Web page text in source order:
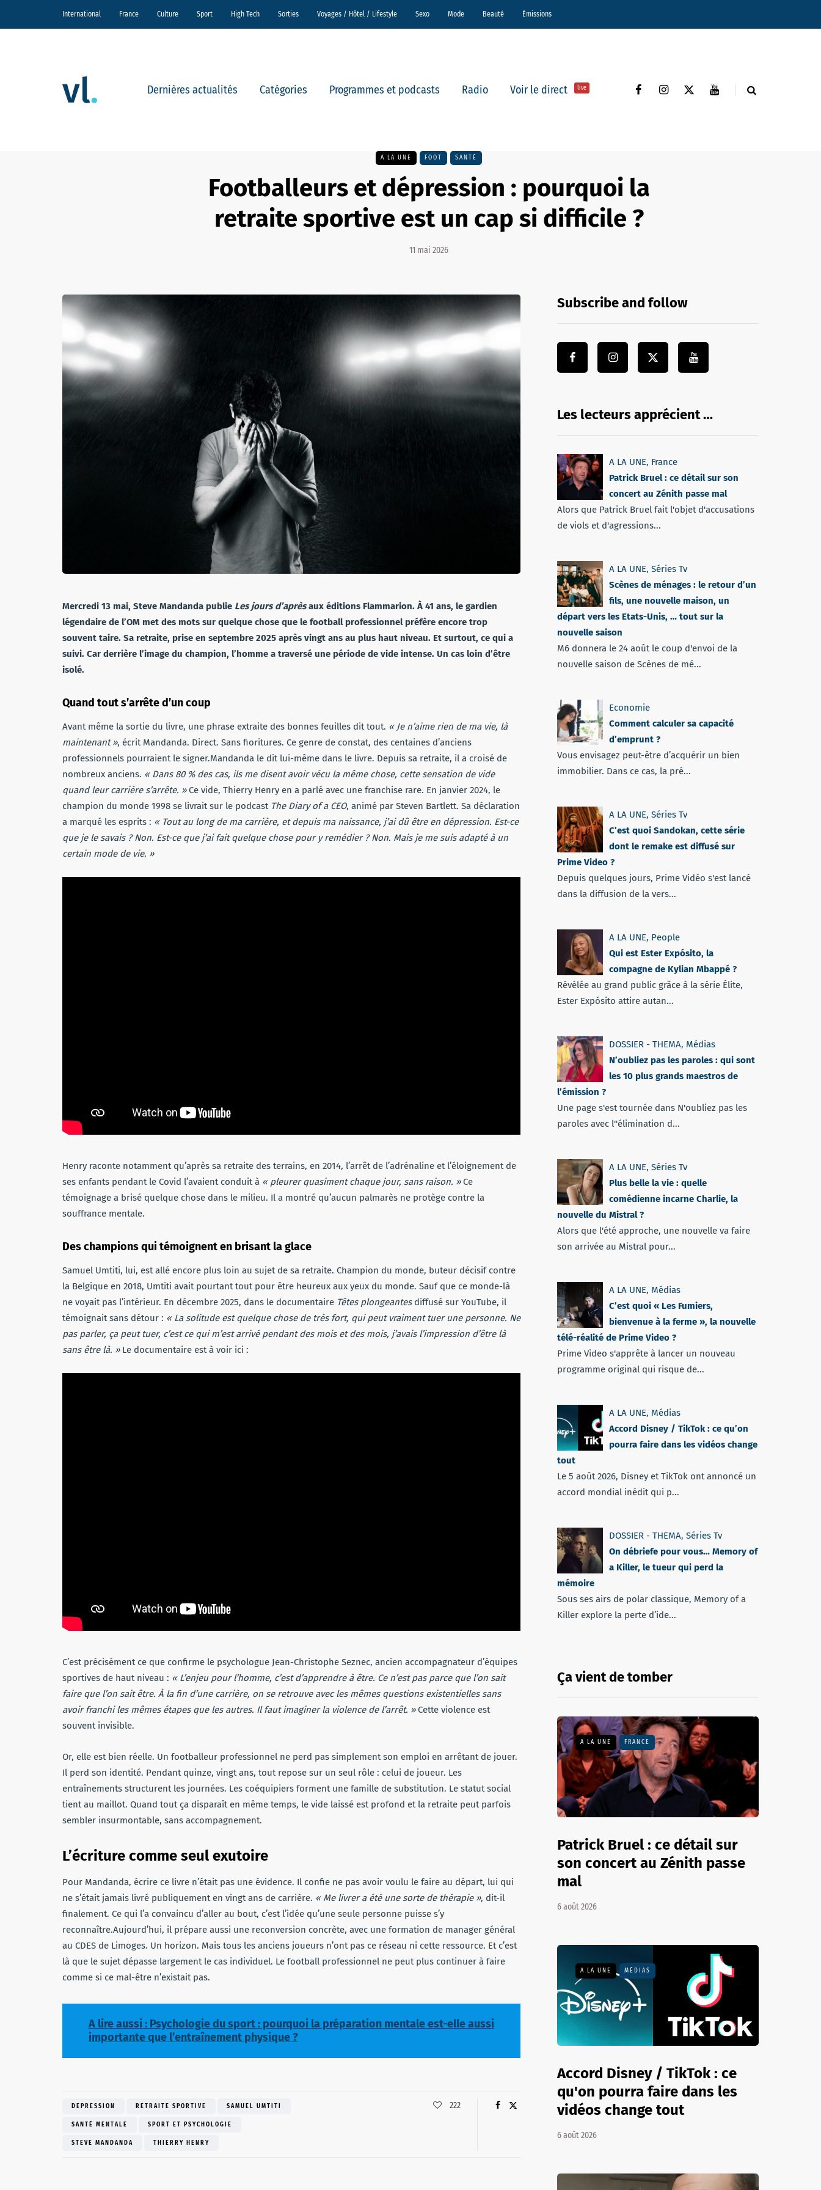
International France Culture Sport High Tech Sorties Voyages / Hôtel / Lifestyle Sexo Mode Beauté Émissions
Dernières actualités Catégories Programmes et podcasts Radio Voir le direct live
A LA UNE FOOT SANTÉ
Footballeurs et dépression : pourquoi la
retraite sportive est un cap si difficile ?
11 mai 2026
Mercredi 13 mai, Steve Mandanda publie Les jours d’aprèsaux éditions Flammarion. À 41 ans, le gardien
légendaire de l’OM met des mots sur quelque chose que le football professionnel préfère encore trop
souvent taire. Sa retraite, prise en septembre 2025 après vingt ans au plus haut niveau. Et surtout, ce qui a
suivi. Car derrière l’image du champion, l’homme a traversé une période de vide intense. Un cas loin d’être
isolé.
Quand tout s’arrête d’un coup
Avant même la sortie du livre, une phrase extraite des bonnes feuilles dit tout. « Je n’aime rien de ma vie, là
maintenant », écrit Mandanda. Direct. Sans fioritures. Ce genre de constat, des centaines d’anciens
professionnels pourraient le signer.Mandanda le dit lui-même dans le livre. Depuis sa retraite, il a croisé de
nombreux anciens. « Dans 80 % des cas, ils me disent avoir vécu la même chose, cette sensation de vide
quand leur carrière s’arrête. »Ce vide, Thierry Henry en a parlé avec une franchise rare. En janvier 2024, le
champion du monde 1998 se livrait sur le podcast The Diary of a CEO, animé par Steven Bartlett. Sa déclaration
a marqué les esprits : « Tout au long de ma carrière, et depuis ma naissance, j’ai dû être en dépression. Est-ce
que je le savais ? Non. Est-ce que j’ai fait quelque chose pour y remédier ? Non. Mais je me suis adapté à un
certain mode de vie. »
Henry raconte notamment qu’après sa retraite des terrains, en 2014, l’arrêt de l’adrénaline et l’éloignement de
ses enfants pendant le Covid l’avaient conduit à « pleurer quasiment chaque jour, sans raison. »Ce
témoignage a brisé quelque chose dans le milieu. Il a montré qu’aucun palmarès ne protège contre la
souffrance mentale.
Des champions qui témoignent en brisant la glace
Samuel Umtiti, lui, est allé encore plus loin au sujet de sa retraite. Champion du monde, buteur décisif contre
la Belgique en 2018, Umtiti avait pourtant tout pour être heureux aux yeux du monde. Sauf que ce monde-là
ne voyait pas l’intérieur. En décembre 2025, dans le documentaire Têtes plongeantesdiffusé sur YouTube, il
témoignait sans détour : « La solitude est quelque chose de très fort, qui peut vraiment tuer une personne. Ne
pas parler, ça peut tuer, c’est ce qui m’est arrivé pendant des mois et des mois, j’avais l’impression d’être là
sans être là. »Le documentaire est à voir ici :
C’est précisément ce que confirme le psychologue Jean-Christophe Seznec, ancien accompagnateur d’équipes
sportives de haut niveau : « L’enjeu pour l’homme, c’est d’apprendre à être. Ce n’est pas parce que l’on sait
faire que l’on sait être. À la fin d’une carrière, on se retrouve avec les mêmes questions existentielles sans
avoir franchi les mêmes étapes que les autres. Il faut imaginer la violence de l’arrêt. »Cette violence est
souvent invisible.
Or, elle est bien réelle. Un footballeur professionnel ne perd pas simplement son emploi en arrêtant de jouer.
Il perd son identité. Pendant quinze, vingt ans, tout repose sur un seul rôle : celui de joueur. Les
entraînements structurent les journées. Les coéquipiers forment une famille de substitution. Le statut social
tient au maillot. Quand tout ça disparaît en même temps, le vide laissé est profond et la retraite peut parfois
sembler insurmontable, sans accompagnement.
L’écriture comme seul exutoire
Pour Mandanda, écrire ce livre n’était pas une évidence. Il confie ne pas avoir voulu le faire au départ, lui qui
ne s’était jamais livré publiquement en vingt ans de carrière. « Me livrer a été une sorte de thérapie », dit-il
finalement. Ce qui l’a convaincu d’aller au bout, c’est l’idée qu’une seule personne puisse s’y
reconnaître.Aujourd’hui, il prépare aussi une reconversion concrète, avec une formation de manager général
au CDES de Limoges. Un horizon. Mais tous les anciens joueurs n’ont pas ce réseau ni cette ressource. Et c’est
là que le sujet dépasse largement le cas individuel. Le football professionnel ne peut plus continuer à faire
comme si ce mal-être n’existait pas.
A lire aussi : Psychologie du sport : pourquoi la préparation mentale est-elle aussi
importante que l’entraînement physique ?
DEPRESSION RETRAITE SPORTIVE SAMUEL UMTITI
SANTÉ MENTALE SPORT ET PSYCHOLOGIE
STEVE MANDANDA THIERRY HENRY
222
Subscribe and follow
Les lecteurs apprécient …
A LA UNE, France
Patrick Bruel : ce détail sur son
concert au Zénith passe mal
Alors que Patrick Bruel fait l'objet d'accusations
de viols et d'agressions...
A LA UNE, Séries Tv
Scènes de ménages : le retour d’un
fils, une nouvelle maison, un
départ vers les Etats-Unis, … tout sur la
nouvelle saison
M6 donnera le 24 août le coup d'envoi de la
nouvelle saison de Scènes de mé...
Economie
Comment calculer sa capacité
d’emprunt ?
Vous envisagez peut-être d’acquérir un bien
immobilier. Dans ce cas, la pré...
A LA UNE, Séries Tv
C’est quoi Sandokan, cette série
dont le remake est diffusé sur
Prime Video ?
Depuis quelques jours, Prime Vidéo s'est lancé
dans la diffusion de la vers...
A LA UNE, People
Qui est Ester Expósito, la
compagne de Kylian Mbappé ?
Révélée au grand public grâce à la série Élite,
Ester Expósito attire autan...
DOSSIER - THEMA, Médias
N’oubliez pas les paroles : qui sont
les 10 plus grands maestros de
l’émission ?
Une page s'est tournée dans N'oubliez pas les
paroles avec l''élimination d...
A LA UNE, Séries Tv
Plus belle la vie : quelle
comédienne incarne Charlie, la
nouvelle du Mistral ?
Alors que l'été approche, une nouvelle va faire
son arrivée au Mistral pour...
A LA UNE, Médias
C’est quoi « Les Fumiers,
bienvenue à la ferme », la nouvelle
télé-réalité de Prime Video ?
Prime Video s'apprête à lancer un nouveau
programme original qui risque de...
A LA UNE, Médias
Accord Disney / TikTok : ce qu’on
pourra faire dans les vidéos change
tout
Le 5 août 2026, Disney et TikTok ont annoncé un
accord mondial inédit qui p...
DOSSIER - THEMA, Séries Tv
On débriefe pour vous… Memory of
a Killer, le tueur qui perd la
mémoire
Sous ses airs de polar classique, Memory of a
Killer explore la perte d’ide...
Ça vient de tomber
A LA UNE FRANCE
Patrick Bruel : ce détail sur
son concert au Zénith passe
mal
6 août 2026
A LA UNE MÉDIAS
Accord Disney / TikTok : ce
qu'on pourra faire dans les
vidéos change tout
6 août 2026